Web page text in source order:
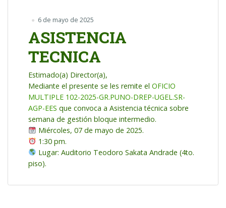
6 de mayo de 2025
ASISTENCIA
TECNICA
Estimado(a) Director(a),
Mediante el presente se les remite el OFICIO
MULTIPLE 102-2025-GR.PUNO-DREP-UGEL.SR-
AGP-EES que convoca a Asistencia técnica sobre
semana de gestión bloque intermedio.
Miércoles, 07 de mayo de 2025.
1:30 pm.
Lugar: Auditorio Teodoro Sakata Andrade (4to.
piso).